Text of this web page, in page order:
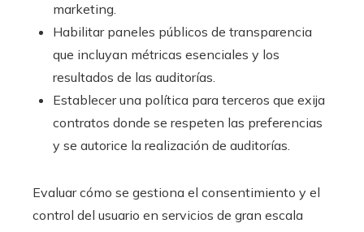
marketing.
Habilitar paneles públicos de transparencia
que incluyan métricas esenciales y los
resultados de las auditorías.
Establecer una política para terceros que exija
contratos donde se respeten las preferencias
y se autorice la realización de auditorías.
Evaluar cómo se gestiona el consentimiento y el
control del usuario en servicios de gran escala